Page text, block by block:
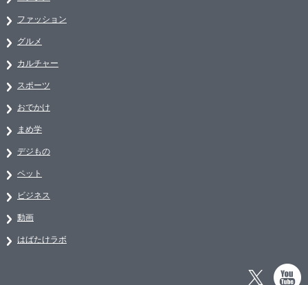
ファッション
グルメ
カルチャー
スポーツ
おでかけ
まめ学
デジもの
ペット
ビジネス
動画
はばたけラボ